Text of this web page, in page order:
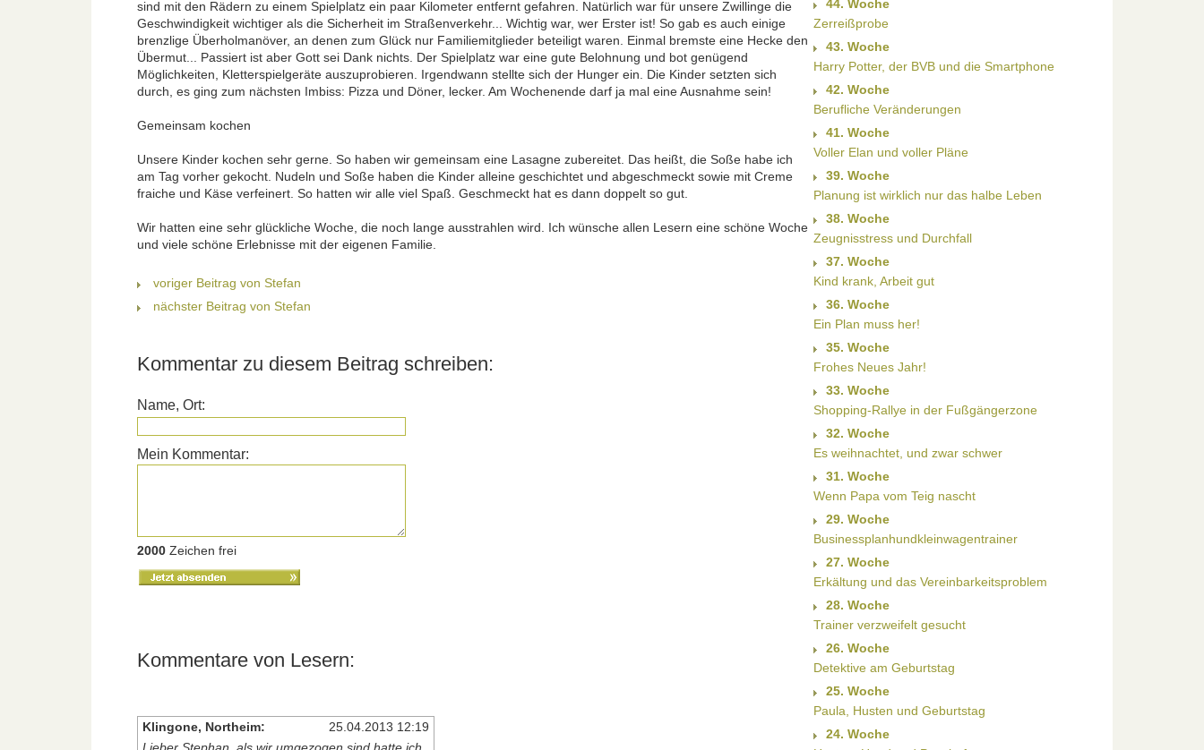
sind mit den Rädern zu einem Spielplatz ein paar Kilometer entfernt gefahren. Natürlich war für unsere Zwillinge die
Geschwindigkeit wichtiger als die Sicherheit im Straßenverkehr... Wichtig war, wer Erster ist! So gab es auch einige
brenzlige Überholmanöver, an denen zum Glück nur Familiemitglieder beteiligt waren. Einmal bremste eine Hecke den
Übermut... Passiert ist aber Gott sei Dank nichts. Der Spielplatz war eine gute Belohnung und bot genügend
Möglichkeiten, Kletterspielgeräte auszuprobieren. Irgendwann stellte sich der Hunger ein. Die Kinder setzten sich
durch, es ging zum nächsten Imbiss: Pizza und Döner, lecker. Am Wochenende darf ja mal eine Ausnahme sein!
Gemeinsam kochen
Unsere Kinder kochen sehr gerne. So haben wir gemeinsam eine Lasagne zubereitet. Das heißt, die Soße habe ich
am Tag vorher gekocht. Nudeln und Soße haben die Kinder alleine geschichtet und abgeschmeckt sowie mit Creme
fraiche und Käse verfeinert. So hatten wir alle viel Spaß. Geschmeckt hat es dann doppelt so gut.
Wir hatten eine sehr glückliche Woche, die noch lange ausstrahlen wird. Ich wünsche allen Lesern eine schöne Woche
und viele schöne Erlebnisse mit der eigenen Familie.
voriger Beitrag von Stefan
nächster Beitrag von Stefan
Kommentar zu diesem Beitrag schreiben:
Name, Ort:
Mein Kommentar:
2000Zeichen frei
Kommentare von Lesern:
Klingone, Northeim:
25.04.2013 12:19
44. Woche
Zerreißprobe
43. Woche
Harry Potter, der BVB und die Smartphone
42. Woche
Berufliche Veränderungen
41. Woche
Voller Elan und voller Pläne
39. Woche
Planung ist wirklich nur das halbe Leben
38. Woche
Zeugnisstress und Durchfall
37. Woche
Kind krank, Arbeit gut
36. Woche
Ein Plan muss her!
35. Woche
Frohes Neues Jahr!
33. Woche
Shopping-Rallye in der Fußgängerzone
32. Woche
Es weihnachtet, und zwar schwer
31. Woche
Wenn Papa vom Teig nascht
29. Woche
Businessplanhundkleinwagentrainer
27. Woche
Erkältung und das Vereinbarkeitsproblem
28. Woche
Trainer verzweifelt gesucht
26. Woche
Detektive am Geburtstag
25. Woche
Paula, Husten und Geburtstag
24. Woche